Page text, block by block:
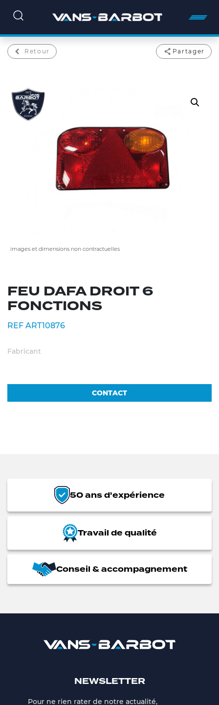
images et dimensions non contractuelles
FEU DAFA DROIT 6
FONCTIONS
REF ART10876
Fabricant
CONTACT
Retour Partager
50 ans d'expérience
Travail de qualité
Conseil & accompagnement
NEWSLETTER
Pour ne rien rater de notre actualité,